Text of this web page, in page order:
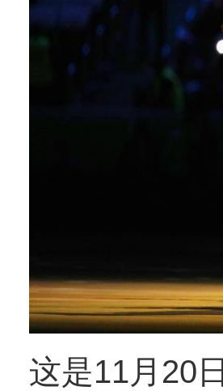
这是11月20